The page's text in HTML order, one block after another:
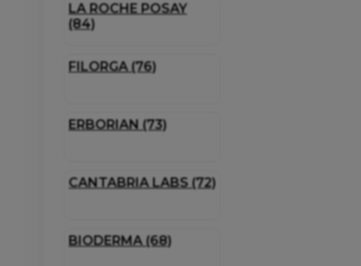
LA ROCHE POSAY
(84)
FILORGA (76)
ERBORIAN (73)
CANTABRIA LABS (72)
BIODERMA (68)